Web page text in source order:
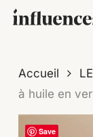
Skip
Accueil
à huile en
Save